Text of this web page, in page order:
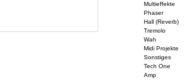
Multieffekte
Phaser
Hall (Reverb)
Tremolo
Wah
Midi Projekte
Sonstiges
Tech One
Amp